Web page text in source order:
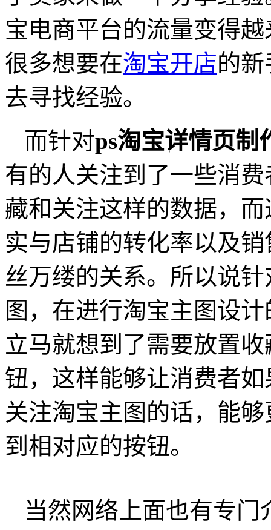
宝电商平台的流量变得
很多想要在淘宝开店的
去寻找经验。
而针对ps淘宝详情页制
有的人关注到了一些消
藏和关注这样的数据，
实与店铺的转化率以及
丝万缕的关系。所以说
图，在进行淘宝主图设
立马就想到了需要放置
钮，这样能够让消费者
关注淘宝主图的话，能
到相对应的按钮。
当然网络上面也有专门